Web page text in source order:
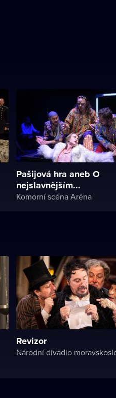
Pašijová hra aneb O
nejslavnějším...
Komorní scéna Aréna
Revizor